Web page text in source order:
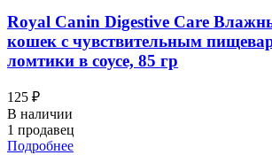
Royal Canin Digestive Care
кошек с чувствительным
ломтики в соусе, 85 гр
125 ₽
В наличии
1 продавец
Подробнее